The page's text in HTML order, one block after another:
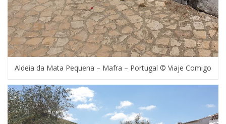
Aldeia da Mata Pequena – Mafra – Portugal © Viaje Comigo